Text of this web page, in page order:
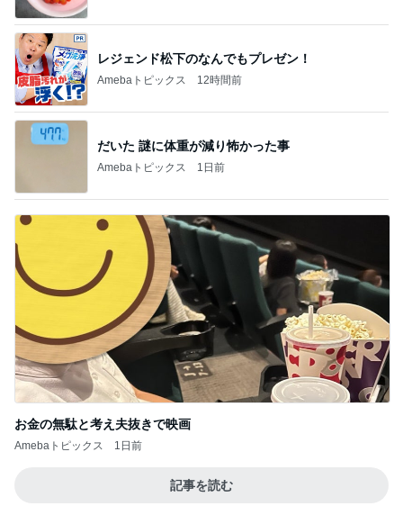
レジェンド松下のなんでもプレゼン！
Amebaトピックス 12時間前
だいた 謎に体重が減り怖かった事
Amebaトピックス 1日前
お金の無駄と考え夫抜きで映画
Amebaトピックス 1日前
記事を読む